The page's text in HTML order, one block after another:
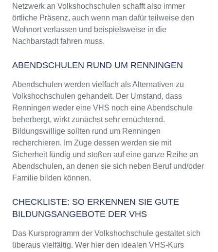
Netzwerk an Volkshochschulen schafft also immer
örtliche Präsenz, auch wenn man dafür teilweise den
Wohnort verlassen und beispielsweise in die
Nachbarstadt fahren muss.
ABENDSCHULEN RUND UM RENNINGEN
Abendschulen werden vielfach als Alternativen zu
Volkshochschulen gehandelt. Der Umstand, dass
Renningen weder eine VHS noch eine Abendschule
beherbergt, wirkt zunächst sehr ernüchternd.
Bildungswillige sollten rund um Renningen
recherchieren. Im Zuge dessen werden sie mit
Sicherheit fündig und stoßen auf eine ganze Reihe an
Abendschulen, an denen sie sich neben Beruf und/oder
Familie bilden können.
CHECKLISTE: SO ERKENNEN SIE GUTE
BILDUNGSANGEBOTE DER VHS
Das Kursprogramm der Volkshochschule gestaltet sich
überaus vielfältig. Wer hier den idealen VHS-Kurs